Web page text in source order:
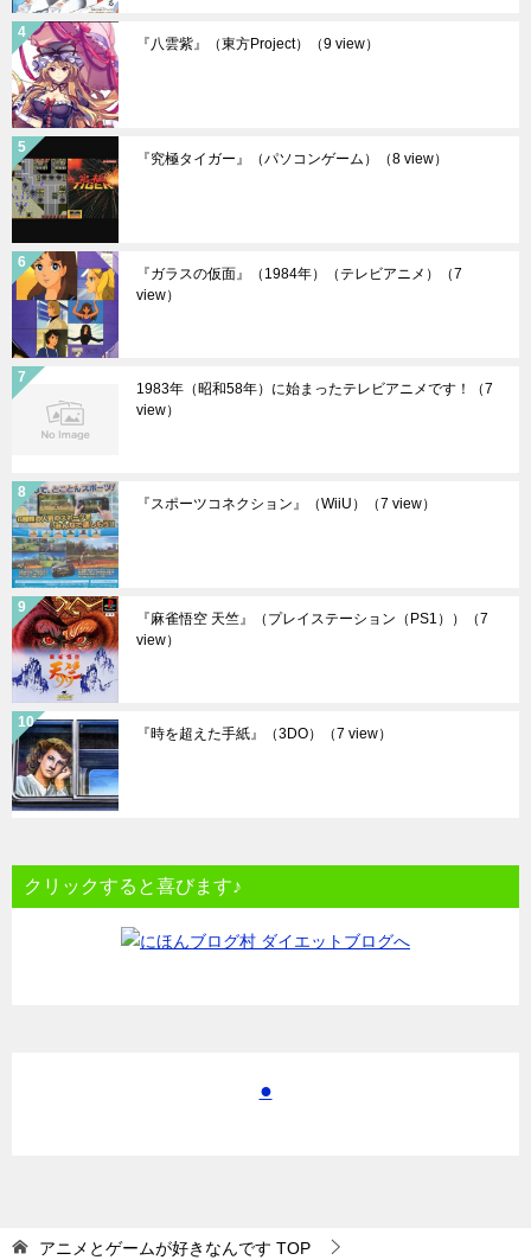
『八雲紫』（東方Project） （9 view）
『究極タイガー』（パソコンゲーム） （8 view）
『ガラスの仮面』（1984年）（テレビアニメ）
（7
view）
1983年（昭和58年）に始まったテレビアニメです！
（7
view）
『スポーツコネクション』（WiiU） （7 view）
『麻雀悟空 天竺』（プレイステーション（PS1））
（7
view）
『時を超えた手紙』（3DO） （7 view）
クリックすると喜びます♪
●
アニメとゲームが好きなんです TOP